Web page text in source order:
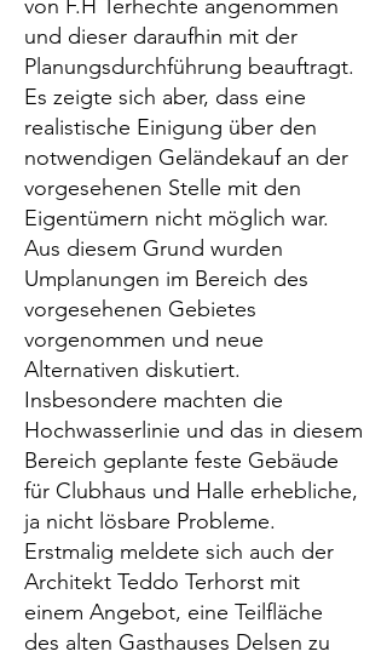
von F.H Terhechte angenommen
und dieser daraufhin mit der
Planungsdurchführung beauftragt.
Es zeigte sich aber, dass eine
realistische Einigung über den
notwendigen Geländekauf an der
vorgesehenen Stelle mit den
Eigentümern nicht möglich war.
Aus diesem Grund wurden
Umplanungen im Bereich des
vorgesehenen Gebietes
vorgenommen und neue
Alternativen diskutiert.
Insbesondere machten die
Hochwasserlinie und das in diesem
Bereich geplante feste Gebäude
für Clubhaus und Halle erhebliche,
ja nicht lösbare Probleme.
Erstmalig meldete sich auch der
Architekt Teddo Terhorst mit
einem Angebot, eine Teilfläche
des alten Gasthauses Delsen zu